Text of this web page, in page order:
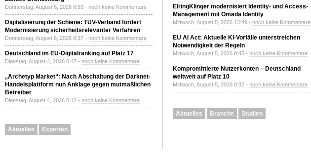
Donnerstag, August 6, 2026 8:53 - noch keine Kommentare
Digitalisierung der Schiene: TÜV-Verband fordert
Modernisierung sicherheitsrelevanter Verfahren
Donnerstag, August 6, 2026 0:37 - noch keine Kommentare
Deutschland im EU-Digitalranking auf Platz 17
Dienstag, August 4, 2026 0:47 - noch keine Kommentare
„Archetyp Market“: Nach Abschaltung der Darknet-
Handelsplattform nun Anklage gegen mutmaßlichen
Betreiber
Dienstag, August 4, 2026 0:12 - noch keine Kommentare
Aktuelles Experten
ElringKlinger modernisiert Identity- und Access-
Management mit Omada Identity
Mittwoch, August 5, 2026 13:49 - noch keine Kommentare
EU AI Act: Aktuelle KI-Vorfälle unterstreichen
Notwendigkeit der Regeln
Mittwoch, August 5, 2026 0:45 - noch keine Kommentare
Kompromittierte Nutzerkonten – Deutschland
weltweit auf Platz 10
Mittwoch, August 5, 2026 0:32 - noch keine Kommentare
Aktuelles Branche Studien